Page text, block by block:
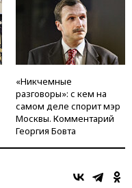
«Никчемные
разговоры»: с кем на
самом деле спорит мэр
Москвы. Комментарий
Георгия Бовта